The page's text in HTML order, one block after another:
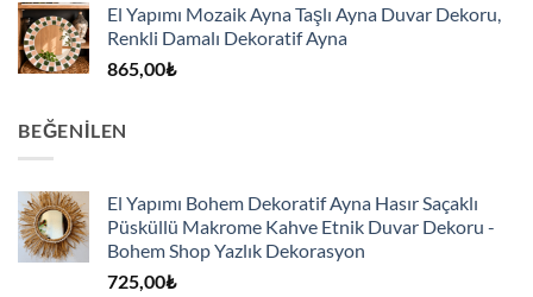
El Yapımı Mozaik Ayna Taşlı Ayna Duvar Dekoru,
Renkli Damalı Dekoratif Ayna
865,00₺
BEĞENILEN
El Yapımı Bohem Dekoratif Ayna Hasır Saçaklı
Püsküllü Makrome Kahve Etnik Duvar Dekoru -
Bohem Shop Yazlık Dekorasyon
725,00₺